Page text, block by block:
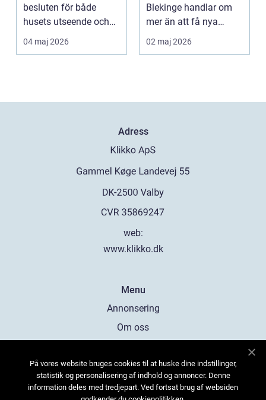
besluten för både
husets utseende och
energiförbrukning...
04 maj 2026
Blekinge handlar om
mer än att få nya
färger på väggarna.
Rätt ...
02 maj 2026
Adress
web:
www.klikko.dk
Menu
Annonsering
Om oss
Kontakta oss
Sitemap
På vores website bruges cookies til at huske dine indstillinger,
statistik og personalisering af indhold og annoncer. Denne
information deles med tredjepart. Ved fortsat brug af websiden